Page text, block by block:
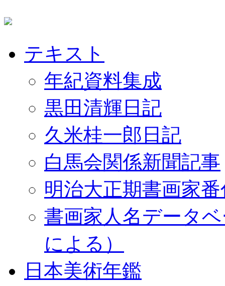
テキスト
年紀資料集成
黒田清輝日記
久米桂一郎日記
白馬会関係新聞記事
明治大正期書画家
書画家人名データ
による）
日本美術年鑑